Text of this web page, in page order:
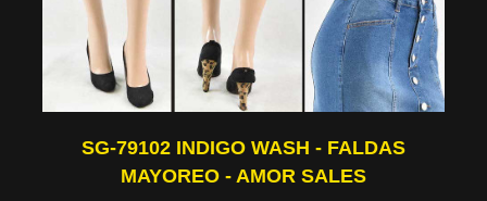
SG-79102 INDIGO WASH - FALDAS
MAYOREO - AMOR SALES